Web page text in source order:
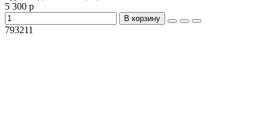
5 300 р
В корзину
793211